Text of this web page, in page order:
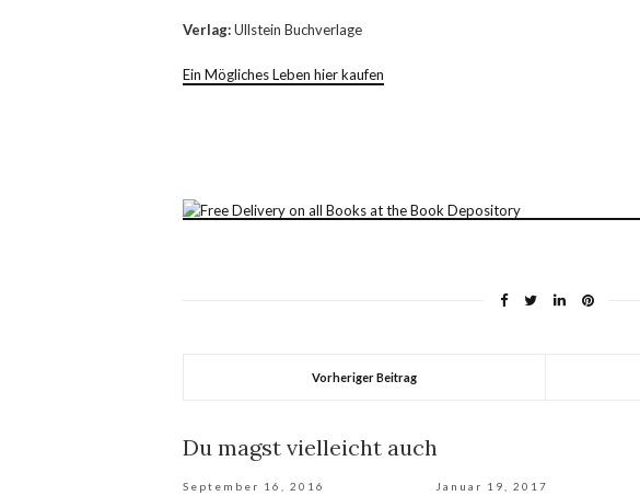
Verlag:Ullstein Buchverlage
Ein Mögliches Leben hier kaufen
Vorheriger Beitrag
Du magst vielleicht auch
September 16, 2016 Januar 19, 2017